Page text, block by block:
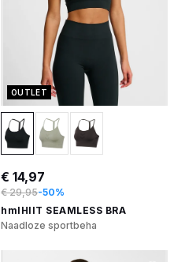
OUTLET
€ 14,97
€ 29,95-50%
hmlHIIT SEAMLESS BRA
Naadloze sportbeha